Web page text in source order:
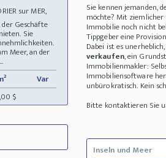
sur MER,
Geschäfte
Sie
Meer, an der
Var
$
Sie kennen jemanden,
möchte? Mit
Immobilie noch nicht
Tippgeber eine
Dabei ist es
verkaufen, ein
Immobilienmakler:
Immobiliensoftware
unbürokratisch. Kein
Bitte kontaktieren Sie
Inseln und Meer